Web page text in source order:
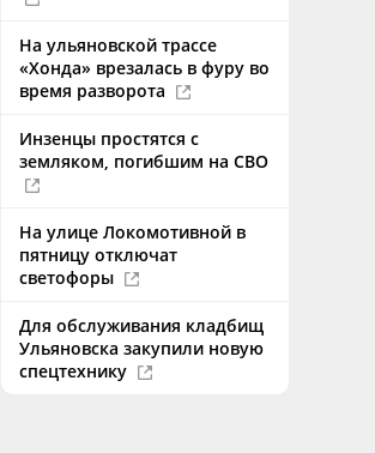
На ульяновской трассе
«Хонда» врезалась в фуру во
время разворота
Инзенцы простятся с
земляком, погибшим на СВО
На улице Локомотивной в
пятницу отключат
светофоры
Для обслуживания кладбищ
Ульяновска закупили новую
спецтехнику